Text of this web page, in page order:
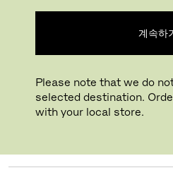
계속하
Please note that we do
selected destination.
with your local store.
매장 찾
Buying online? This is our website for
online purchasing. Orders can be placed